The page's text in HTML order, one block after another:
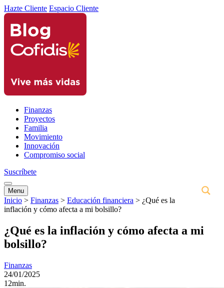
Hazte Cliente Espacio Cliente
Finanzas
Proyectos
Familia
Movimiento
Innovación
Compromiso social
Suscríbete
Menu
Inicio > Finanzas > Educación financiera > ¿Qué es la
inflación y cómo afecta a mi bolsillo?
¿Qué es la inflación y cómo afecta a mi
bolsillo?
Finanzas
24/01/2025
12min.